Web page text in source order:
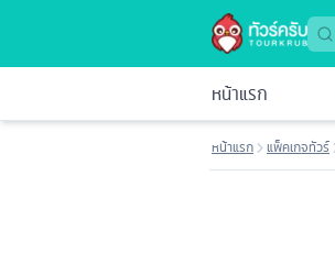
หน้าแรก
หน้าแรก แพ็คเกจทัวร์